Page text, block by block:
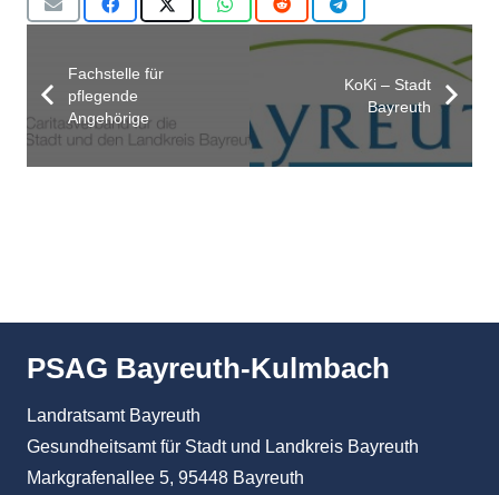
Fachstelle für
pflegende
Angehörige
KoKi – Stadt
Bayreuth
PSAG Bayreuth-Kulmbach
Landratsamt Bayreuth
Gesundheitsamt für Stadt und Landkreis Bayreuth
Markgrafenallee 5, 95448 Bayreuth